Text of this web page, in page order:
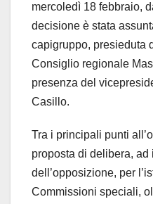
mercoledì 18 febbraio,
decisione è stata
capigruppo, presieduta
Consiglio regionale
presenza del
Casillo.
Tra i principali punti
proposta di delibera, ad
dell’opposizione, per
Commissioni speciali,